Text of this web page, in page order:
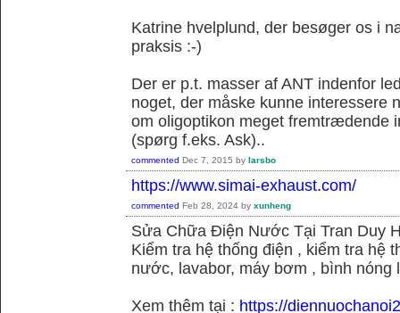
Katrine hvelplund, der besøger os i
praksis :-)
Der er p.t. masser af ANT indenfor
noget, der måske kunne interessere
om oligoptikon meget fremtrædende
(spørg f.eks. Ask)..
commented Dec 7, 2015 by larsbo
https://www.simai-exhaust.com/
commented Feb 28, 2024 by xunheng
Sửa Chữa Điện Nước Tại Tran Duy
Kiểm tra hệ thống điện , kiểm tra hệ
nước, lavabor, máy bơm , bình nóng
Xem thêm tại : https://